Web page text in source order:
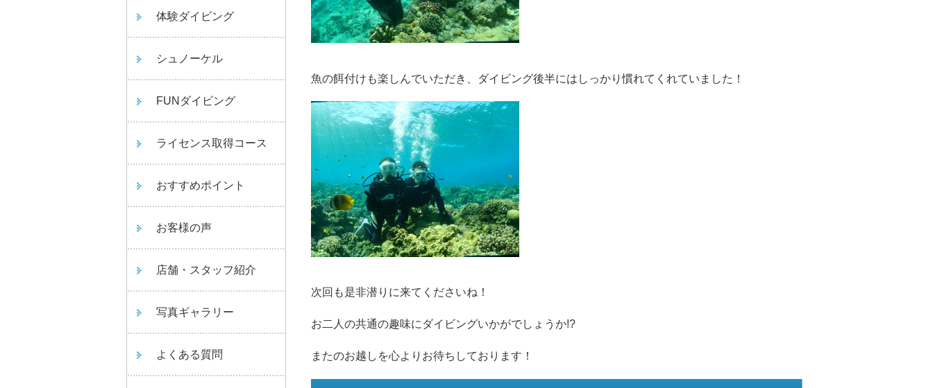
体験ダイビング
シュノーケル
FUNダイビング
ライセンス取得コース
おすすめポイント
お客様の声
店舗・スタッフ紹介
写真ギャラリー
よくある質問
魚の餌付けも楽しんでいただき、ダイビング後半にはしっかり慣れてくれていました！
次回も是非潜りに来てくださいね！
お二人の共通の趣味にダイビングいかがでしょうか!?
またのお越しを心よりお待ちしております！